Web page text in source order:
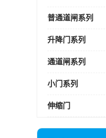
普通道闸系列
升降门系列
通道闸系列
小门系列
伸缩门